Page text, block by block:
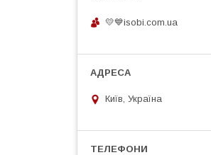
💛💙isobi.com.ua
Київ, Україна